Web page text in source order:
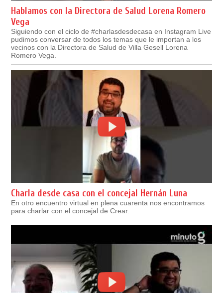
Hablamos con la Directora de Salud Lorena Romero
Vega
Siguiendo con el ciclo de #charlasdesdecasa en Instagram Live
pudimos conversar de todos los temas que le importan a los
vecinos con la Directora de Salud de Villa Gesell Lorena
Romero Vega.
Charla desde casa con el concejal Hernán Luna
En otro encuentro virtual en plena cuarenta nos encontramos
para charlar con el concejal de Crear.